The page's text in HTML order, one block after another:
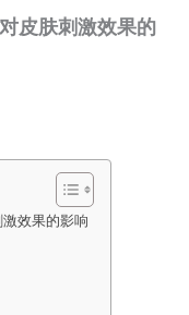
皮肤刺激效果的
效果的影响